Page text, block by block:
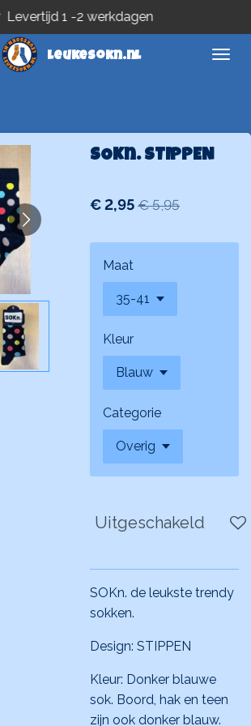
leukesokn.nl
Levertijd 1 -2 werkdagen
SOKn. STIPPEN
€ 2,95 € 5,95
Maat
Kleur
Categorie
Uitgeschakeld
SOKn. de leukste trendy
sokken.
Design: STIPPEN
Kleur: Donker blauwe
sok. Boord, hak en teen
zijn ook donker blauw.